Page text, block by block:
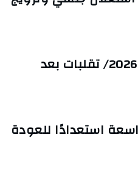
طقس الجمعة 7 أوت 2026/ تقلبات بعد
استعدادًا للعودة